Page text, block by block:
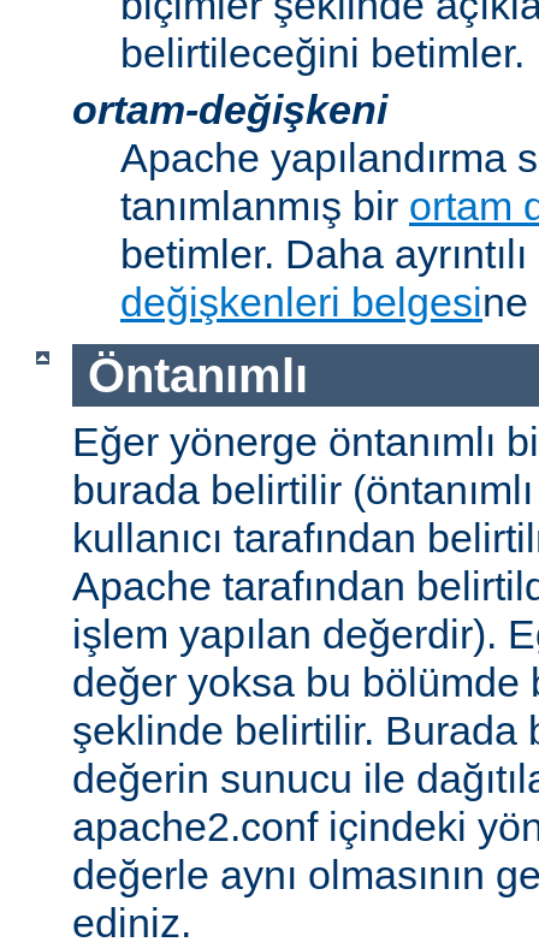
belirtileceğini betimler.
ortam-değişkeni
Apache yapılandırma
tanımlanmış bir ortam
betimler. Daha
değişkenleri belgesine
Öntanımlı
Eğer yönerge öntanımlı
burada belirtilir
kullanıcı tarafından
Apache tarafından
işlem yapılan değerdir).
değer yoksa bu bölümde
şeklinde belirtilir. Burada
değerin sunucu ile
apache2.conf içindeki
değerle aynı olmasının
ediniz.